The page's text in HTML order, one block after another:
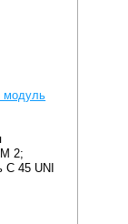
модуль
2;
45 UNI